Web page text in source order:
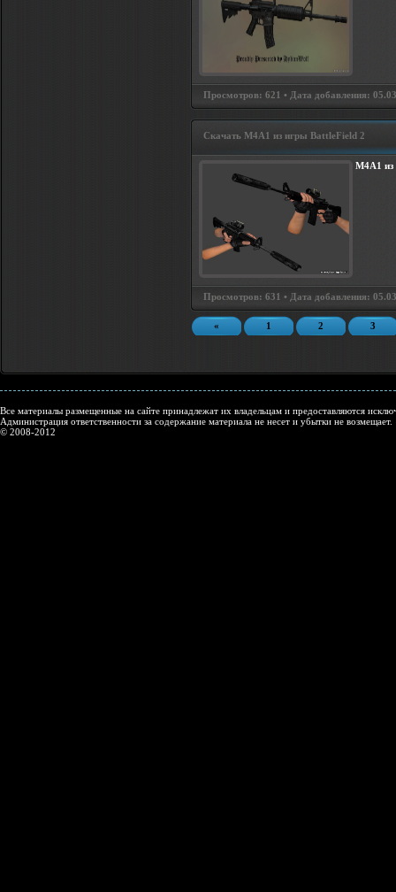
Просмотров: 621 • Дата добавления:
Скачать M4A1 из игры BattleField 2
M4A1
Просмотров: 631 • Дата добавления:
« 1 2 3
Все материалы размещенные на сайте принадлежат их владельцам и предоставляются
Администрация ответственности за содержание материала не несет и убытки не возмещает.
© 2008-2012